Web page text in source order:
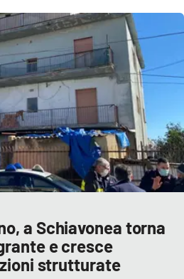
a Schiavonea torna
e cresce
strutturate